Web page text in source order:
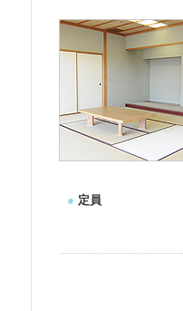
● 定員